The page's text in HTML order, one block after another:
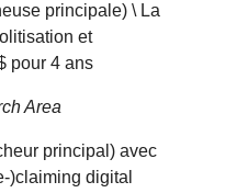
principale) \ La
et
pour 4 ans
Area
principal) avec
)claiming digital